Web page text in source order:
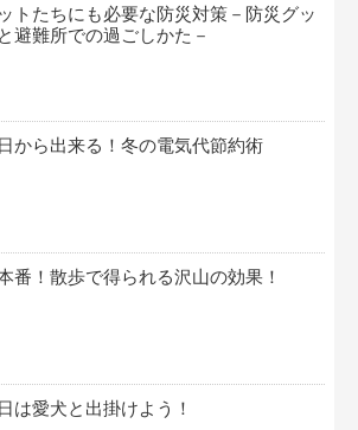
トたちにも必要な防災対策－防災グッ
避難所での過ごしかた－
から出来る！冬の電気代節約術
番！散歩で得られる沢山の効果！
は愛犬と出掛けよう！